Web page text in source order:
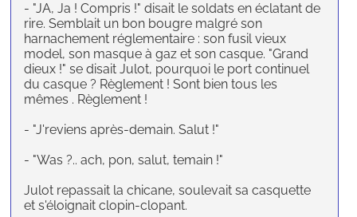
- "JA, Ja ! Compris !" disait le soldats en éclatant de
rire. Semblait un bon bougre malgré son
harnachement réglementaire : son fusil vieux
model, son masque à gaz et son casque. "Grand
dieux !" se disait Julot, pourquoi le port continuel
du casque ? Règlement ! Sont bien tous les
mêmes . Règlement !
- "J'reviens après-demain. Salut !"
- "Was ?.. ach, pon, salut, temain !"
Julot repassait la chicane, soulevait sa casquette
et s'éloignait clopin-clopant.